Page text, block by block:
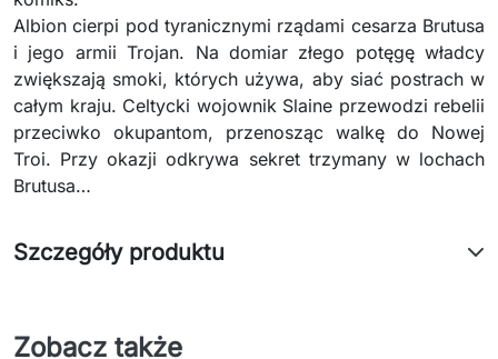
Albion cierpi pod tyranicznymi rządami cesarza Brutusa
i jego armii Trojan. Na domiar złego potęgę władcy
zwiększają smoki, których używa, aby siać postrach w
całym kraju. Celtycki wojownik Slaine przewodzi rebelii
przeciwko okupantom, przenosząc walkę do Nowej
Troi. Przy okazji odkrywa sekret trzymany w lochach
Brutusa…
Szczegóły produktu
Zobacz także